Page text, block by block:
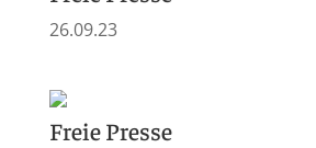
26.09.23
Freie Presse